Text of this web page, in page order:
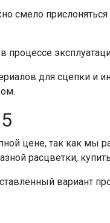
прислоняться
процессе
для сцепки и
цене, так как мы
расцветки,
вариант